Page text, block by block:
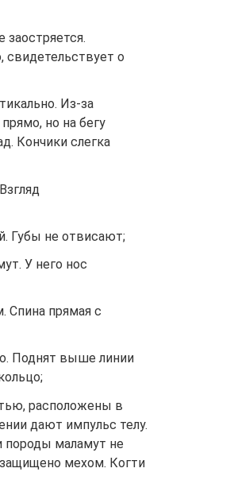
заостряется.
о
Из-за
но на бегу
Кончики слегка
Губы не отвисают;
У него нос
Спина прямая с
Поднят выше линии
расположены в
дают импульс телу.
породы маламут не
мехом. Когти